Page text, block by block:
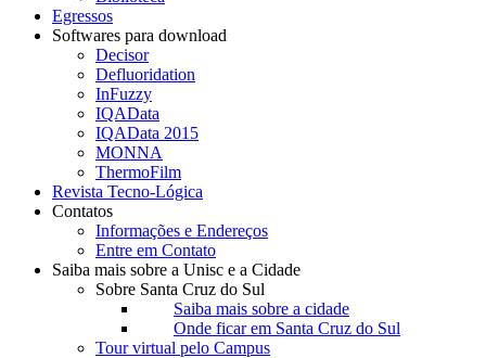
Egressos
Softwares para download
Decisor
Defluoridation
InFuzzy
IQAData
IQAData 2015
MONNA
ThermoFilm
Revista Tecno-Lógica
Contatos
Informações e Endereços
Entre em Contato
Saiba mais sobre a Unisc e a Cidade
Sobre Santa Cruz do Sul
Saiba mais sobre a cidade
Onde ficar em Santa Cruz do Sul
Tour virtual pelo Campus